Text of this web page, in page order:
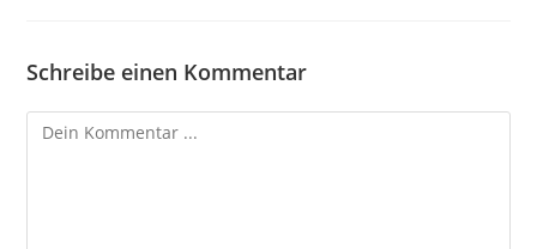
Schreibe einen Kommentar